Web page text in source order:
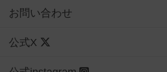
お問い合わせ
公式X